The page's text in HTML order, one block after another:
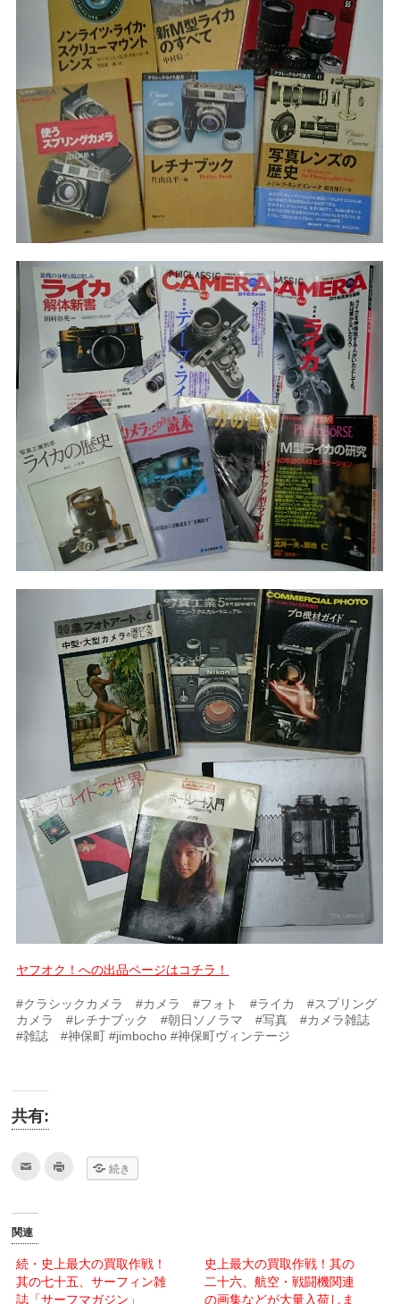
ヤフオク！への出品ページはコチラ！
#クラシックカメラ #カメラ #フォト #ライカ #スプリング
カメラ #レチナブック #朝日ソノラマ #写真 #カメラ雑誌
#雑誌 #神保町 #jimbocho #神保町ヴィンテージ
共有:
て
達
メ
ー
ル
で
し
い
ウ
ィ
続き
関連
続・史上最大の買取作戦！
其の七十五、サーフィン雑
誌「サーフマガジン」
史上最大の買取作戦！其の
二十六、航空・戦闘機関連
の画集などが大量入荷しま